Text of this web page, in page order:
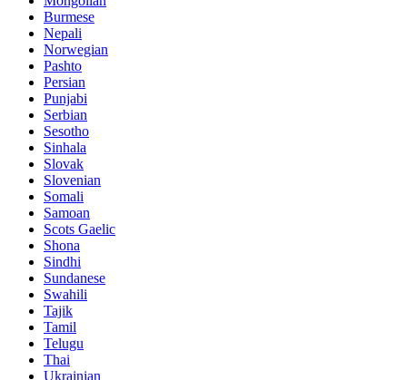
Burmese
Nepali
Norwegian
Pashto
Persian
Punjabi
Serbian
Sesotho
Sinhala
Slovak
Slovenian
Somali
Samoan
Scots Gaelic
Shona
Sindhi
Sundanese
Swahili
Tajik
Tamil
Telugu
Thai
Ukrainian